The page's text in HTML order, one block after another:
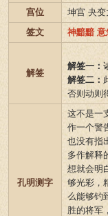
宫位
坤宫 夬变
签文
神黯黯
解签
解签一：
解签二：
否则动则
孔明测字
这不是一
作一个警
也没有指
多作解释
想就会明
够光彩，
么能够钓
胜的将军